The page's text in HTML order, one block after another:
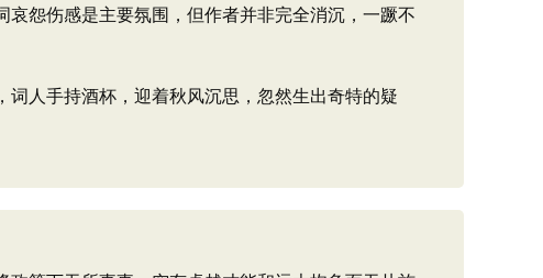
怨伤感是主要氛围，但作者并非完全消沉，一蹶不
人手持酒杯，迎着秋风沉思，忽然生出奇特的疑